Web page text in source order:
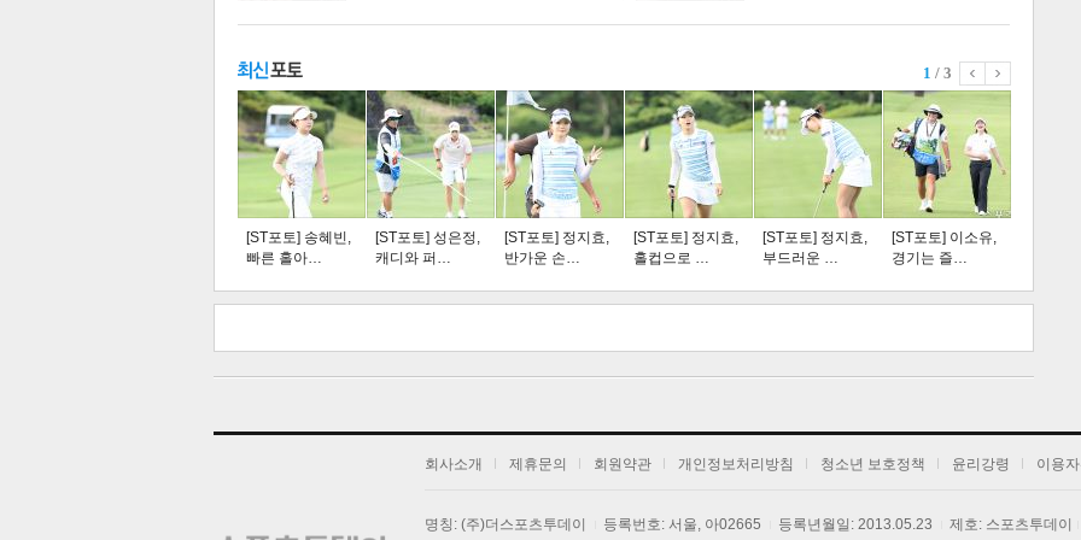
스북 터 공 오톡 공유 버블 트 크 트 축 사 하기 보기
주요뉴스
연예 라이프
1 / 3
[ST포토] 송혜빈,
빠른 홀아…
[ST포토] 성은정,
캐디와 퍼…
[ST포토] 정지효,
반가운 손…
[ST포토] 정지효,
홀컵으로 …
[ST포토] 정지효,
부드러운 …
[ST포토] 이소유,
경기는 즐…
회사소개 제휴문의 회원약관 개인정보처리방침 청소년 보호정책 윤리강령 이용
명칭: (주)더스포츠투데이 등록번호: 서울, 아02665 등록년월일: 2013.05.23 제호: 스포츠투데이